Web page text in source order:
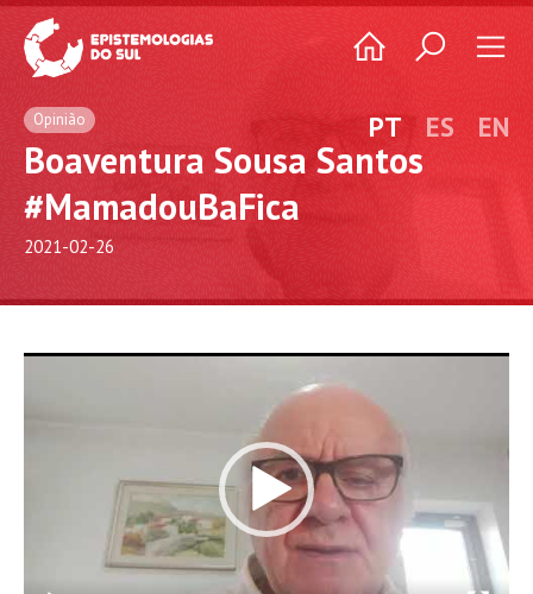
PT ES EN
Opinião
Boaventura Sousa Santos
#MamadouBaFica
2021-02-26
Video